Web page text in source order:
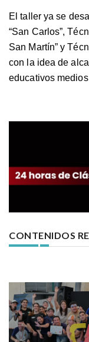
El taller ya se
“San Carlos”,
San Martín” y
con la idea de
educativos
CONTENIDOS